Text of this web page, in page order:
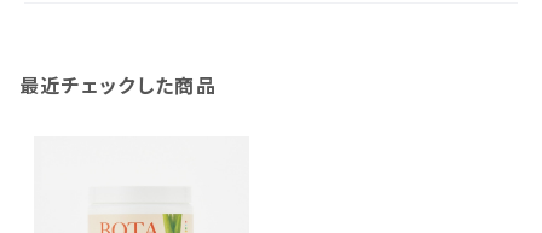
最近チェックした商品